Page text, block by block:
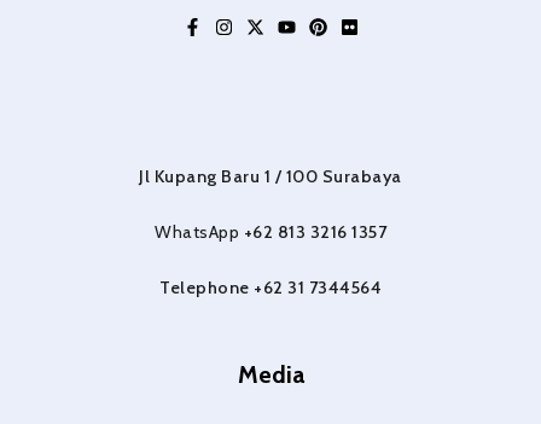
Jl Kupang Baru 1 / 100 Surabaya
WhatsApp +62 813 3216 1357
Telephone +62 31 7344564
Media